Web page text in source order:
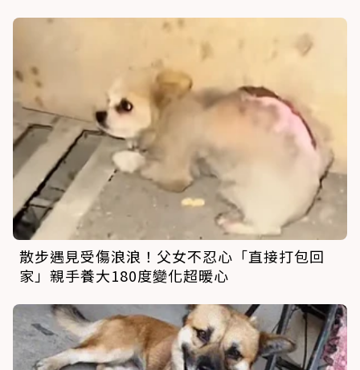
散步遇見受傷浪浪！父女不忍心「直接打包回
家」親手養大180度變化超暖心